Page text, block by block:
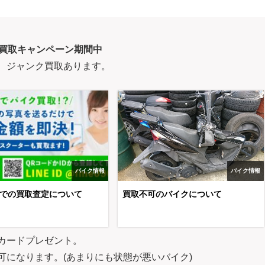
取キャンペーン期間中
ジャンク買取あります。
バイク情報
の買取査定について
バイク情報
買取不可のバイクについて
ドプレゼント。
なります。(あまりにも状態が悪いバイク)